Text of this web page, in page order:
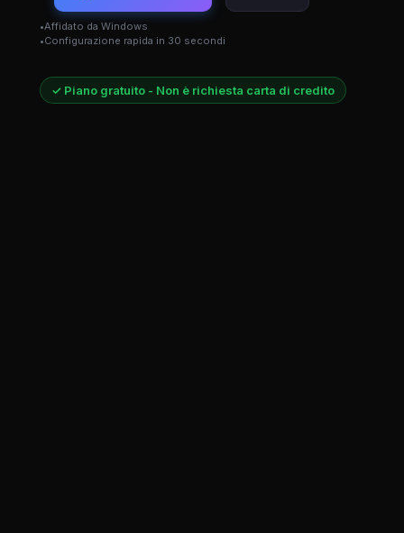
Affidato da Windows
Configurazione rapida in 30 secondi
✓ Piano gratuito - Non è richiesta carta di credito